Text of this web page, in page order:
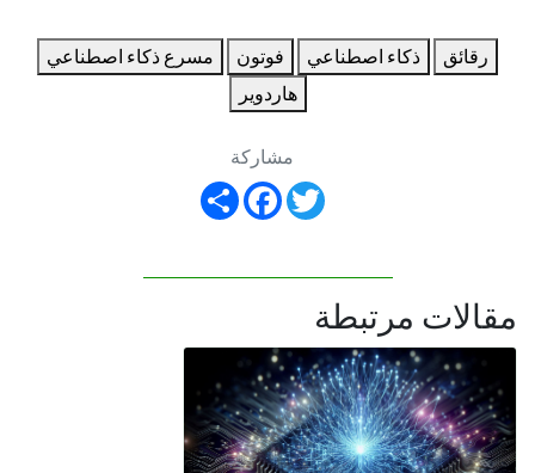
رقائق ذكاء اصطناعي فوتون
مسرع ذكاء اصطناعي
هاردوير
مشاركة
Share
FacebookTwitter
مقالات مرتبطة